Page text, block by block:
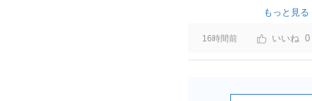
ーチャージ＝利益」と判断さ
もっと見る
16時間前 0